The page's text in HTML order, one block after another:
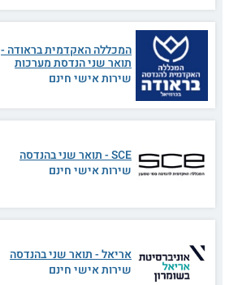
המכללה האקדמית בראודה -
תואר שני הנדסת מערכות
שירות אישי חינם
SCE - תואר שני בהנדסה
שירות אישי חינם
אריאל - תואר שני בהנדסה
שירות אישי חינם